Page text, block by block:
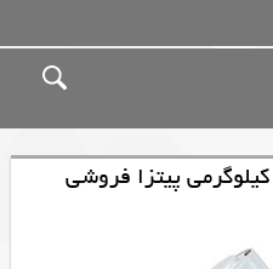
پیتزا فروشی